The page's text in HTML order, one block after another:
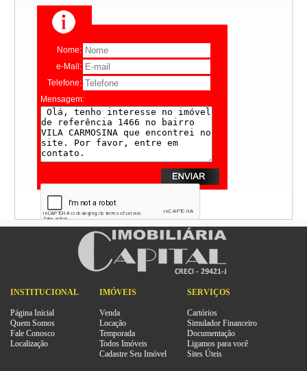
Nome:
e-Mail:
Telefone:
Mensagem:
INSTITUCIONAL
Página Inicial
Quem Somos
Fale Conosco
Localização
IMÓVEIS
Venda
Locação
Temporada
Todos Imóveis
Cadastre Seu Imóvel
SERVIÇOS
Cartórios
Simulador Financeiro
Documentação
Ligamos para você
Sites Úteis